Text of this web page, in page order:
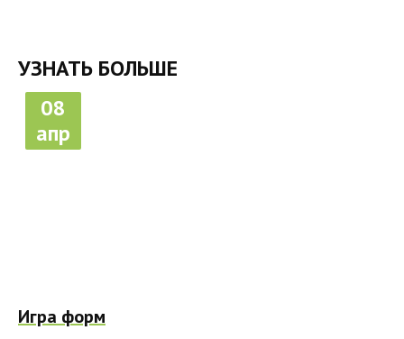
УЗНАТЬ БОЛЬШЕ
08
апр
Игра форм